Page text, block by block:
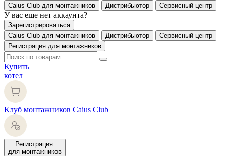
Caius Club для монтажников Дистрибьютор Сервисный центр
У вас еще нет аккаунта?
Зарегистрироваться
Caius Club для монтажников
Дистрибьютор
Сервисный центр
Регистрация для монтажников
Купить
котел
Клуб монтажников Caius Club
Регистрация
для монтажников